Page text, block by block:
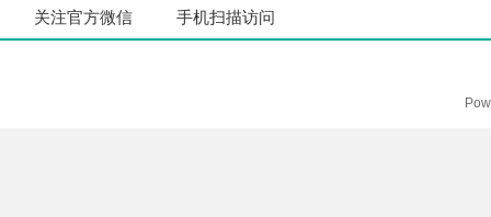
关注官方微信 手机扫描访问